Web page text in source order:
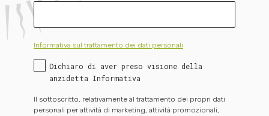
Informativa sul trattamento dei dati personali
Dichiaro di aver preso visione della
anzidetta Informativa
Il sottoscritto, relativamente al trattamento dei propri dati
personali per attività di marketing, attività promozionali,